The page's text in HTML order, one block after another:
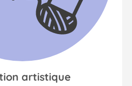
artistique